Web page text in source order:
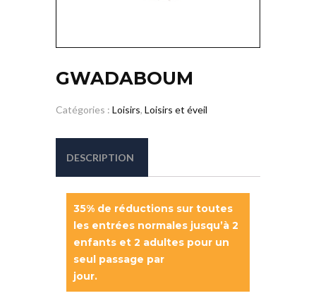
GWADABOUM
Catégories : Loisirs, Loisirs et éveil
DESCRIPTION
35% de réductions sur toutes
les entrées normales jusqu’à 2
enfants et 2 adultes pour un
seul passage par
jour.